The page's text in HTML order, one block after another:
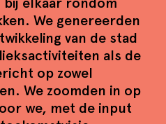
We genereerden
van de stad
als de
op zowel
We zoomden in op
we, met de input